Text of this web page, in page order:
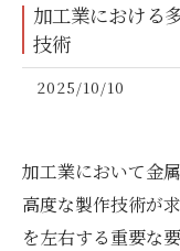
加工業における
技術
2025/10/10
加工業において金
高度な製作技術が
を左右する重要な